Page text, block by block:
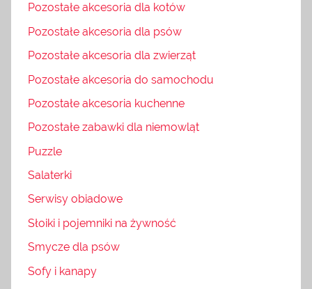
Pozostałe akcesoria dla kotów
Pozostałe akcesoria dla psów
Pozostałe akcesoria dla zwierząt
Pozostałe akcesoria do samochodu
Pozostałe akcesoria kuchenne
Pozostałe zabawki dla niemowląt
Puzzle
Salaterki
Serwisy obiadowe
Słoiki i pojemniki na żywność
Smycze dla psów
Sofy i kanapy